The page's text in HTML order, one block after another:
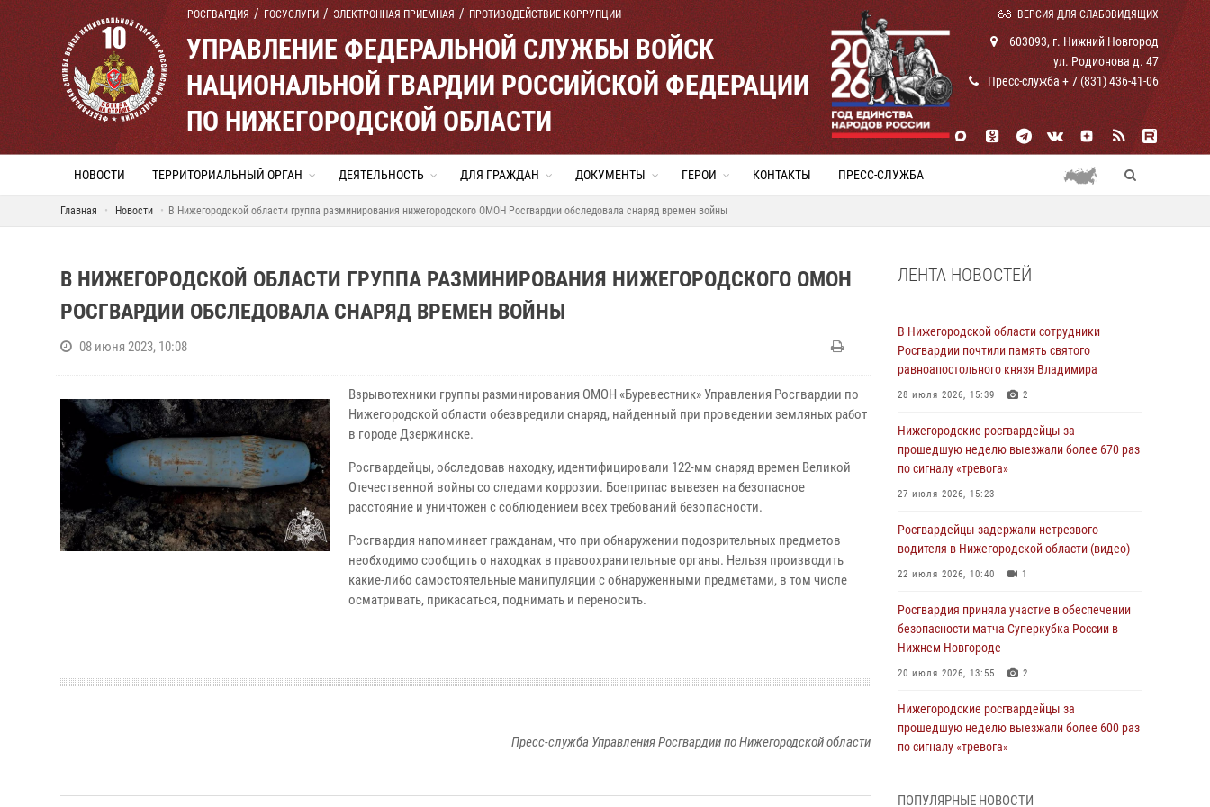
РОСГВАРДИЯ ГОСУСЛУГИ ЭЛЕКТРОННАЯ ПРИЕМНАЯ ПРОТИВОДЕЙСТВИЕ КОРРУПЦИИ ВЕРСИЯ ДЛЯ СЛАБОВИДЯЩИХ
УПРАВЛЕНИЕ ФЕДЕРАЛЬНОЙ СЛУЖБЫ ВОЙСК
НАЦИОНАЛЬНОЙ ГВАРДИИ РОССИЙСКОЙ ФЕДЕРАЦИИ
ПО НИЖЕГОРОДСКОЙ ОБЛАСТИ
603093, г. Нижний Новгород
ул. Родионова д. 47
Пресс-служба + 7 (831) 436-41-06
НОВОСТИ ТЕРРИТОРИАЛЬНЫЙ ОРГАН ДЕЯТЕЛЬНОСТЬ ДЛЯ ГРАЖДАН ДОКУМЕНТЫ ГЕРОИ КОНТАКТЫ ПРЕСС-СЛУЖБА
Главная Новости В Нижегородской области группа разминирования нижегородского ОМОН Росгвардии обследовала снаряд времен войны
В НИЖЕГОРОДСКОЙ ОБЛАСТИ ГРУППА РАЗМИНИРОВАНИЯ НИЖЕГОРОДСКОГО ОМОН
РОСГВАРДИИ ОБСЛЕДОВАЛА СНАРЯД ВРЕМЕН ВОЙНЫ
08 июня 2023, 10:08
Взрывотехники группы разминирования ОМОН «Буревестник» Управления Росгвардии по
Нижегородской области обезвредили снаряд, найденный при проведении земляных работ
в городе Дзержинске.
Росгвардейцы, обследовав находку, идентифицировали 122-мм снаряд времен Великой
Отечественной войны со следами коррозии. Боеприпас вывезен на безопасное
расстояние и уничтожен с соблюдением всех требований безопасности.
Росгвардия напоминает гражданам, что при обнаружении подозрительных предметов
необходимо сообщить о находках в правоохранительные органы. Нельзя производить
какие-либо самостоятельные манипуляции с обнаруженными предметами, в том числе
осматривать, прикасаться, поднимать и переносить.
Пресс-служба Управления Росгвардии по Нижегородской области
ЛЕНТА НОВОСТЕЙ
В Нижегородской области сотрудники
Росгвардии почтили память святого
равноапостольного князя Владимира
28 июля 2026, 15:39 2
Нижегородские росгвардейцы за
прошедшую неделю выезжали более 670 раз
по сигналу «тревога»
27 июля 2026, 15:23
Росгвардейцы задержали нетрезвого
водителя в Нижегородской области (видео)
22 июля 2026, 10:40 1
Росгвардия приняла участие в обеспечении
безопасности матча Суперкубка России в
Нижнем Новгороде
20 июля 2026, 13:55 2
Нижегородские росгвардейцы за
прошедшую неделю выезжали более 600 раз
по сигналу «тревога»
ПОПУЛЯРНЫЕ НОВОСТИ